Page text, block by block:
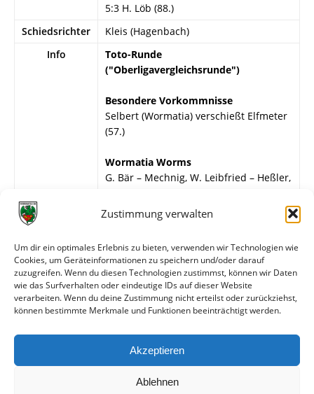
Zustimmung verwalten
Um dir ein optimales Erlebnis zu bieten, verwenden wir Technologien wie
Cookies, um Geräteinformationen zu speichern und/oder darauf
zuzugreifen. Wenn du diesen Technologien zustimmst, können wir Daten
wie das Surfverhalten oder eindeutige IDs auf dieser Website
verarbeiten. Wenn du deine Zustimmung nicht erteilst oder zurückziehst,
können bestimmte Merkmale und Funktionen beeinträchtigt werden.
Akzeptieren
Ablehnen
5:3 H. Löb (88.)
Schiedsrichter
Kleis (Hagenbach)
Info
Toto-Runde
("Oberligavergleichsrunde")
Besondere Vorkommnisse
Selbert (Wormatia) verschießt Elfmeter
(57.)
Wormatia Worms
G. Bär – Mechnig, W. Leibfried – Heßler,
Schroer, Bogert, H. Müller.
Geißler – Koch, Höfling – Frosch,
Vorläufer, Gottinger – Hoffmann,
Brenzke, Häfner, Appis, Landleiter.
Alle bisherigen Partien der beiden Mannschaften
anzeigen